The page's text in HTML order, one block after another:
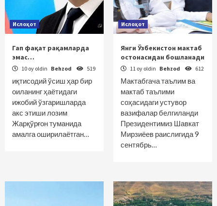
Ислоҳот
Гап фақат рақамларда
эмас…
10 oy oldin Behzod 519
иқтисодий ўсиш ҳар бир
оиланинг ҳаётидаги
ижобий ўзгаришларда
акс этиши лозим
Жарқўрғон туманида
амалга оширилаётган…
Ислоҳот
Янги Ўзбекистон мактаб
остонасидан бошланади
11 oy oldin Behzod 612
Мактабгача таълим ва
мактаб таълими
соҳасидаги устувор
вазифалар белгиланди
Президентимиз Шавкат
Мирзиёев раислигида 9
сентябрь…